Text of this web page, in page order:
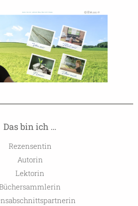
Das bin ich …
Rezensentin
Autorin
Lektorin